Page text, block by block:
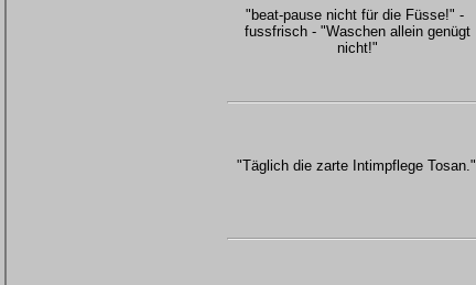
"beat-pause nicht für die Füsse!" -
fussfrisch - "Waschen allein genügt
nicht!"
"Täglich die zarte Intimpflege Tosan."